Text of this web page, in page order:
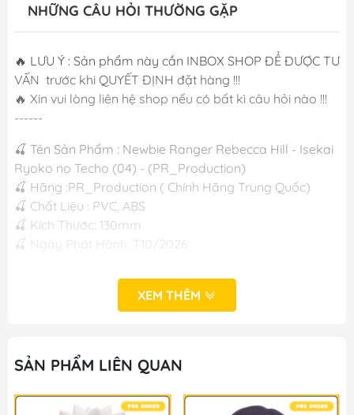
NHỮNG CÂU HỎI THƯỜNG GẶP
🔥 LƯU Ý : Sản phẩm này cần INBOX SHOP ĐỂ ĐƯỢC TƯ
VẤN trước khi QUYẾT ĐỊNH đặt hàng !!!
🔥 Xin vui lòng liên hệ shop nếu có bất kì câu hỏi nào !!!
------
🍒 Tên Sản Phẩm : Newbie Ranger Rebecca Hill - Isekai
Ryoko no Techo (04) - (PR_Production)
🍒 Hãng :PR_Production ( Chính Hãng Trung Quốc)
🍒 Chất Liệu : PVC, ABS
🍒 Kích Thước: 130mm
🍒 Ngày Phát Hành: T10/2026
M FIGURE - MÔ HÌNH ANIME CHÍNH HÃNG NHẬT BẢN
#mo_hinh_chinh_hang #mo_hinh_figure
#gameprize #scalefigure
XEM THÊM
SẢN PHẨM LIÊN QUAN